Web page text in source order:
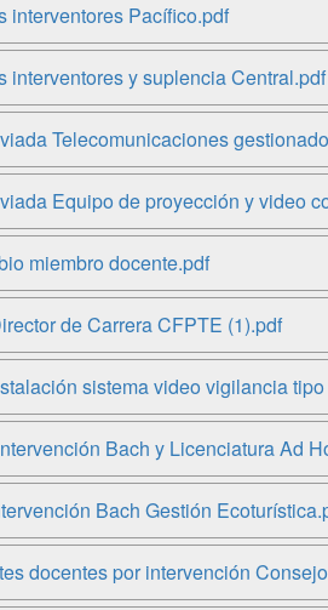
interventores Pacífico.pdf
interventores y suplencia Central.pdf
Telecomunicaciones
Equipo de proyección y video
miembro docente.pdf
de Carrera CFPTE (1).pdf
sistema video vigilancia tipo
Bach y Licenciatura Ad
Bach Gestión
docentes por intervención